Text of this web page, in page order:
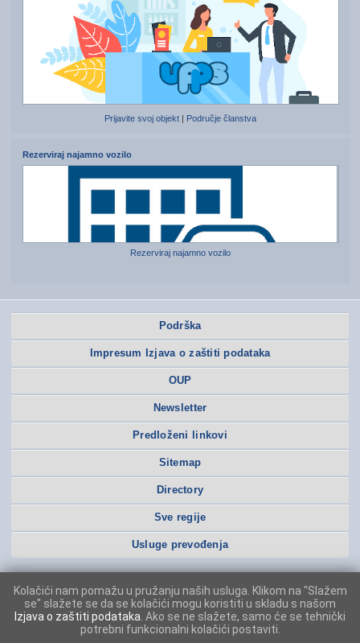
Prijavite svoj objekt Područje članstva
Rezerviraj najamno vozilo
Rezerviraj najamno vozilo
Podrška
Impresum Izjava o zaštiti podataka
OUP
Newsletter
Predloženi linkovi
Sitemap
Directory
Sve regije
Usluge prevođenja
Kolačići nam pomažu u pružanju naših usluga. Klikom na "Slažem
se" slažete se da se kolačići mogu koristiti u skladu s našom
Izjava o zaštiti podataka . Ako se ne slažete, samo će se tehnički
potrebni funkcionalni kolačići postaviti.